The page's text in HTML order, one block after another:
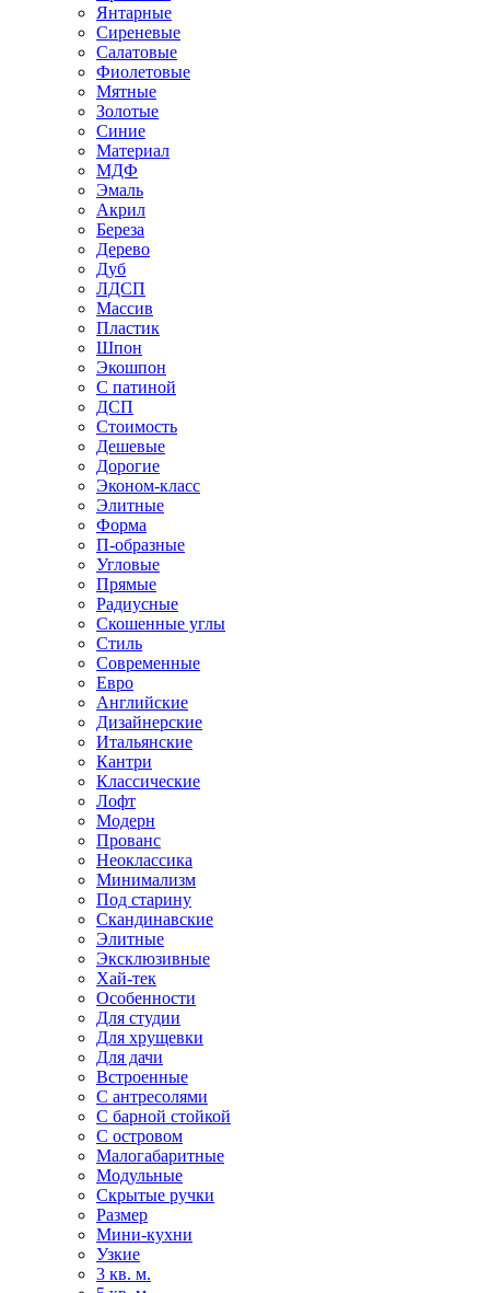
Янтарные
Сиреневые
Салатовые
Фиолетовые
Мятные
Золотые
Синие
Материал
МДФ
Эмаль
Акрил
Береза
Дерево
Дуб
ЛДСП
Массив
Пластик
Шпон
Экошпон
С патиной
ДСП
Стоимость
Дешевые
Дорогие
Эконом-класс
Элитные
Форма
П-образные
Угловые
Прямые
Радиусные
Скошенные углы
Стиль
Современные
Евро
Английские
Дизайнерские
Итальянские
Кантри
Классические
Лофт
Модерн
Прованс
Неоклассика
Минимализм
Под старину
Скандинавские
Элитные
Эксклюзивные
Хай-тек
Особенности
Для студии
Для хрущевки
Для дачи
Встроенные
С антресолями
С барной стойкой
С островом
Малогабаритные
Модульные
Скрытые ручки
Размер
Мини-кухни
Узкие
3 кв. м.